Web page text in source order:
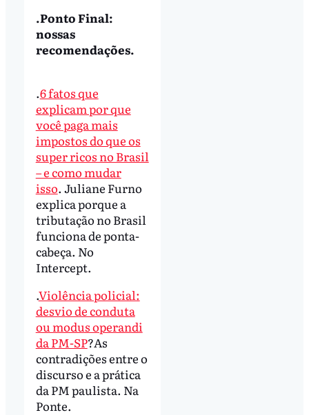
.Ponto Final:
nossas
recomendações.
.6 fatos que
explicam por que
você paga mais
impostos do que os
super ricos no Brasil
– e como mudar
isso. Juliane Furno
explica porque a
tributação no Brasil
funciona de ponta-
cabeça. No
Intercept.
.Violência policial:
desvio de conduta
ou modus operandi
da PM-SP?As
contradições entre o
discurso e a prática
da PM paulista. Na
Ponte.